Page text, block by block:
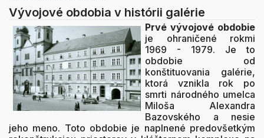
Vývojové obdobia v histórii galérie
Prvé vývojové obdobie
je ohraničené rokmi
1969 - 1979. Je to
obdobie od
konštituovania galérie,
ktorá vznikla rok po
smrti národného umelca
Miloša Alexandra
Bazovského a nesie
jeho meno. Toto obdobie je naplnené predovšetkým